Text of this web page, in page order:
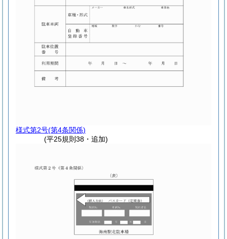
様式第2号(第4条関係)
(平25規則38・追加)